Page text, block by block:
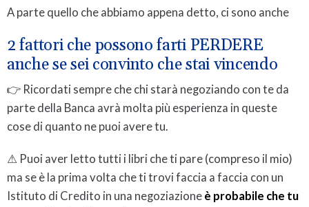
A parte quello che abbiamo appena detto, ci sono anche
2 fattori che possono farti PERDERE
anche se sei convinto che stai vincendo
👉 Ricordati sempre che chi starà negoziando con te da
parte della Banca avrà molta più esperienza in queste
cose di quanto ne puoi avere tu.
⚠ Puoi aver letto tutti i libri che ti pare (compreso il mio)
ma se è la prima volta che ti trovi faccia a faccia con un
Istituto di Credito in una negoziazione è probabile che tu